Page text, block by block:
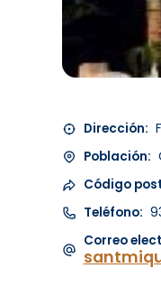
Dirección:
Población:
Código
Teléfono:
Correo